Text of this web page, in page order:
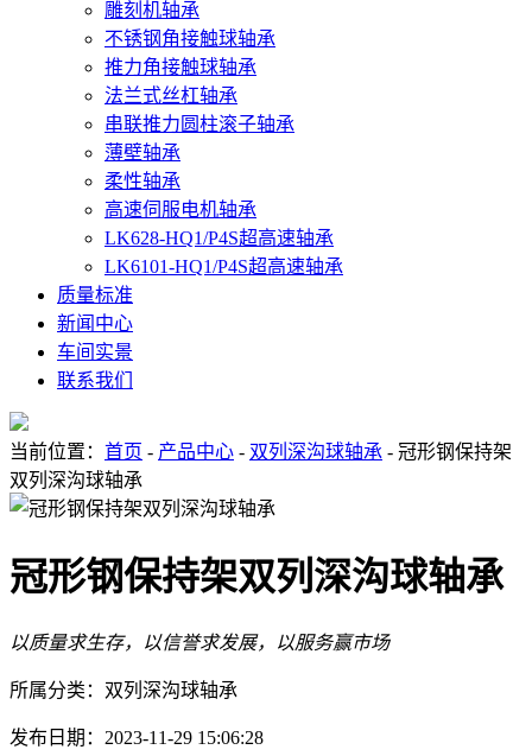
雕刻机轴承
不锈钢角接触球轴承
推力角接触球轴承
法兰式丝杠轴承
串联推力圆柱滚子轴承
薄壁轴承
柔性轴承
高速伺服电机轴承
LK628-HQ1/P4S超高速轴承
LK6101-HQ1/P4S超高速轴承
质量标准
新闻中心
车间实景
联系我们
当前位置： 首页 - 产品中心 - 双列深沟球轴承 - 冠形钢保持架
双列深沟球轴承
冠形钢保持架双列深沟球轴承
以质量求生存，以信誉求发展，以服务赢市场
所属分类：双列深沟球轴承
发布日期：2023-11-29 15:06:28